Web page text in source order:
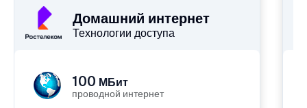
Домашний интернет
Технологии доступа
100 МБит
проводной интернет